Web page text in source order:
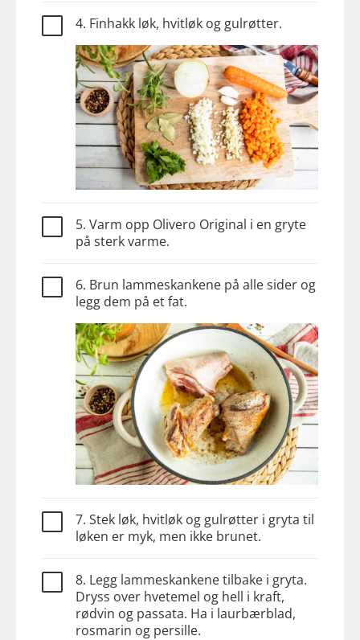
4. Finhakk løk, hvitløk og gulrøtter.
5. Varm opp Olivero Original i en gryte
på sterk varme.
6. Brun lammeskankene på alle sider og
legg dem på et fat.
7. Stek løk, hvitløk og gulrøtter i gryta til
løken er myk, men ikke brunet.
8. Legg lammeskankene tilbake i gryta.
Dryss over hvetemel og hell i kraft,
rødvin og passata. Ha i laurbærblad,
rosmarin og persille.